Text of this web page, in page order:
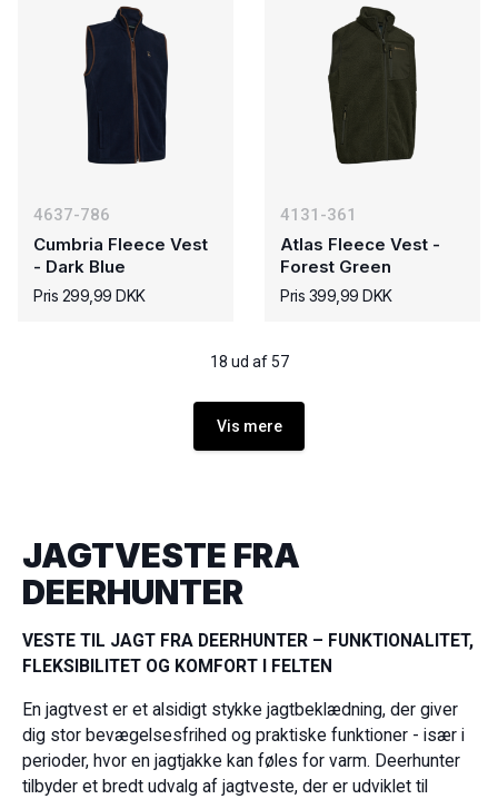
4637-786
Cumbria Fleece Vest
- Dark Blue
Pris 299,99 DKK
4131-361
Atlas Fleece Vest -
Forest Green
Pris 399,99 DKK
18 ud af 57
Vis mere
JAGTVESTE FRA
DEERHUNTER
VESTE TIL JAGT FRA DEERHUNTER – FUNKTIONALITET,
FLEKSIBILITET OG KOMFORT I FELTEN
En jagtvest er et alsidigt stykke jagtbeklædning, der giver
dig stor bevægelsesfrihed og praktiske funktioner - især i
perioder, hvor en jagtjakke kan føles for varm. Deerhunter
tilbyder et bredt udvalg af jagtveste, der er udviklet til